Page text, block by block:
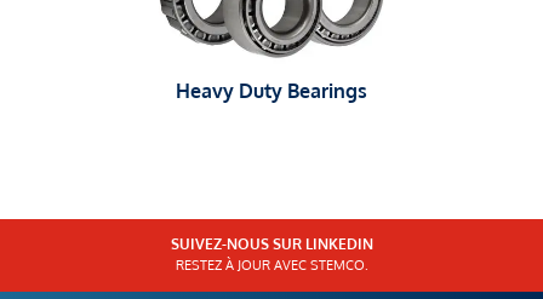
Heavy Duty Bearings
SUIVEZ-NOUS SUR LINKEDIN
RESTEZ À JOUR AVEC STEMCO.